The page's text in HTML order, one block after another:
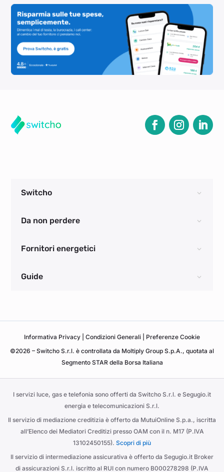
Switcho
Da non perdere
Fornitori energetici
Guide
Informativa Privacy Condizioni Generali
Preferenze Cookie
©2026 – Switcho S.r.l. è controllata da Moltiply Group S.p.A., quotata al
Segmento STAR della Borsa Italiana
I servizi luce, gas e telefonia sono offerti da Switcho S.r.l. e Segugio.it
energia e telecomunicazioni S.r.l.
Il servizio di mediazione creditizia è offerto da MutuiOnline S.p.a., iscritta
all’Elenco dei Mediatori Creditizi presso OAM con il n. M17 (P.IVA
13102450155). Scopri di più
Il servizio di intermediazione assicurativa è offerto da Segugio.it Broker
di assicurazioni S.r.l. iscritto al RUI con numero B000278298 (P.IVA